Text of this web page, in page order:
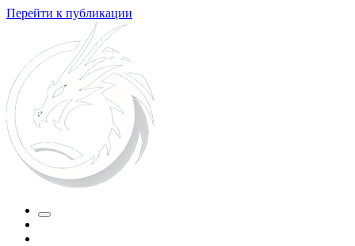
Перейти к публикации